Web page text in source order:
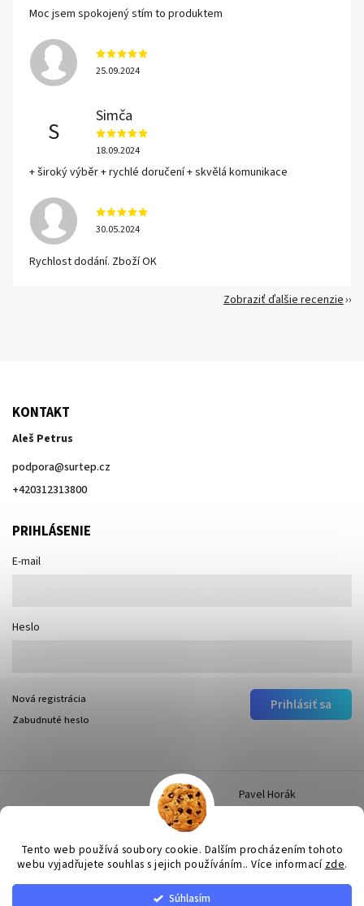
Tento web používá soubory cookie. Dalším procházením tohoto
webu vyjadřujete souhlas s jejich používáním.. Více informací zde.
Súhlasím
Moc jsem spokojený stím to produktem
25.09.2024
S
Simča
18.09.2024
+ široký výběr + rychlé doručení + skvělá komunikace
30.05.2024
Rychlost dodání. Zboží OK
Zobraziť ďalšie recenzie
KONTAKT
Aleš Petrus
podpora@surtep.cz
+420312313800
PRIHLÁSENIE
E-mail
Heslo
Prihlásiť sa
Nová registrácia
Zabudnuté heslo
Pavel Horák